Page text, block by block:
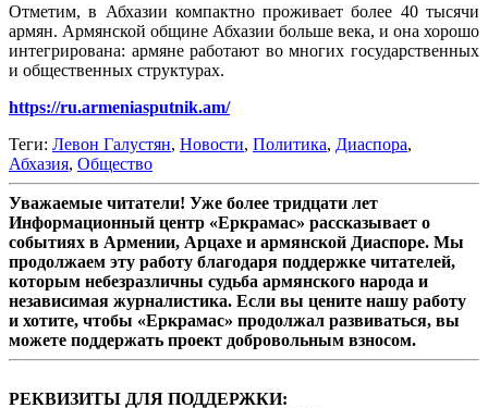
Отметим, в Абхазии компактно проживает более 40 тысячи
армян. Армянской общине Абхазии больше века, и она хорошо
интегрирована: армяне работают во многих государственных
и общественных структурах.
https://ru.armeniasputnik.am/
Теги: Левон Галустян, Новости, Политика, Диаспора,
Абхазия, Общество
Уважаемые читатели! Уже более тридцати лет
Информационный центр «Еркрамас» рассказывает о
событиях в Армении, Арцахе и армянской Диаспоре. Мы
продолжаем эту работу благодаря поддержке читателей,
которым небезразличны судьба армянского народа и
независимая журналистика. Если вы цените нашу работу
и хотите, чтобы «Еркрамас» продолжал развиваться, вы
можете поддержать проект добровольным взносом.
РЕКВИЗИТЫ ДЛЯ ПОДДЕРЖКИ: